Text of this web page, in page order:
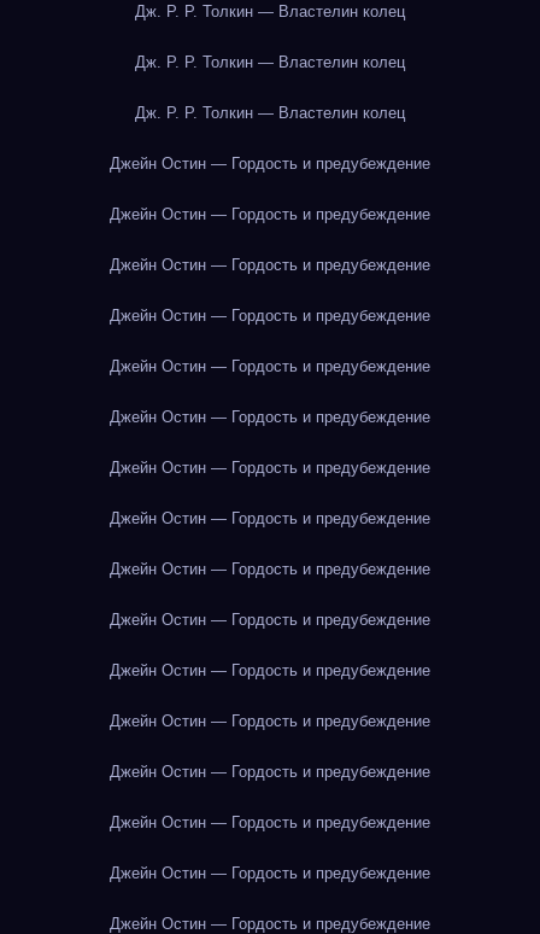
Дж. Р. Р. Толкин — Властелин колец
Дж. Р. Р. Толкин — Властелин колец
Дж. Р. Р. Толкин — Властелин колец
Джейн Остин — Гордость и предубеждение
Джейн Остин — Гордость и предубеждение
Джейн Остин — Гордость и предубеждение
Джейн Остин — Гордость и предубеждение
Джейн Остин — Гордость и предубеждение
Джейн Остин — Гордость и предубеждение
Джейн Остин — Гордость и предубеждение
Джейн Остин — Гордость и предубеждение
Джейн Остин — Гордость и предубеждение
Джейн Остин — Гордость и предубеждение
Джейн Остин — Гордость и предубеждение
Джейн Остин — Гордость и предубеждение
Джейн Остин — Гордость и предубеждение
Джейн Остин — Гордость и предубеждение
Джейн Остин — Гордость и предубеждение
Джейн Остин — Гордость и предубеждение